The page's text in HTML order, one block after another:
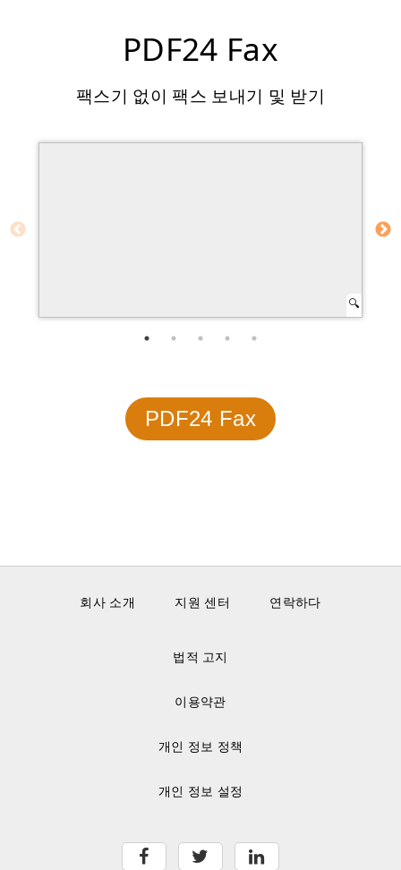
PDF24 Fax
팩스기 없이 팩스 보내기 및 받기
PDF24 Fax
회사 소개 지원 센터 연락하다
법적 고지
이용약관
개인 정보 정책
개인 정보 설정